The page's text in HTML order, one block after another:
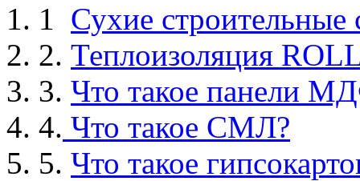
1 Сухие
2. Теплоизоляция
3. Что такое панели
4. Что такое СМЛ?
5. Что такое